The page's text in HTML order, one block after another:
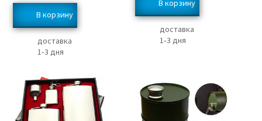
доставка
1‑3 дня
доставка
1‑3 дня